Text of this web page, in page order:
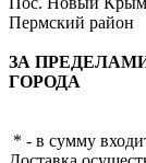
Пермский район
ЗА
ГОРОДА
* - в сумму